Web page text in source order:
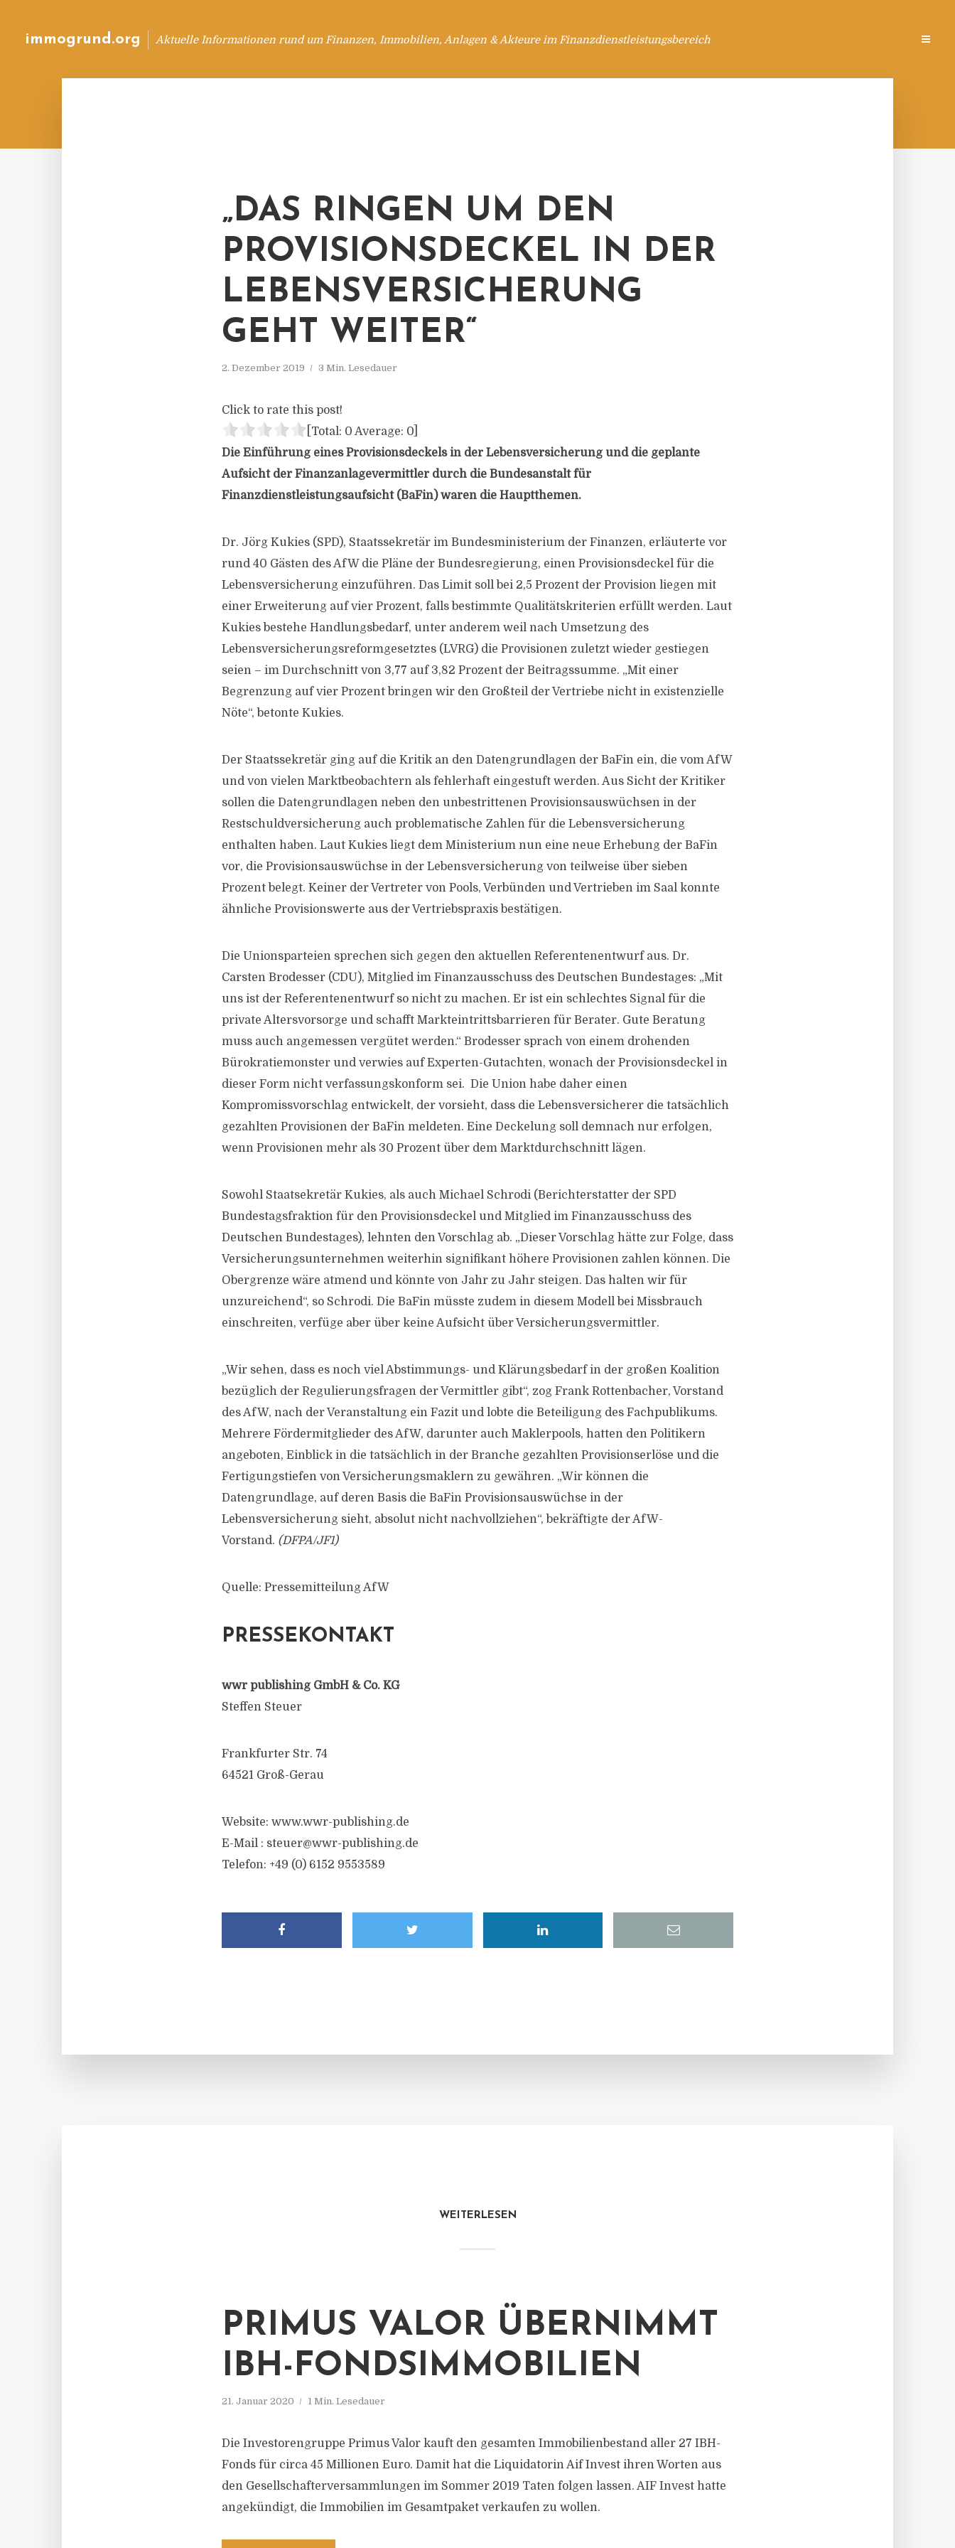
immogrund.org Aktuelle Informationen rund um Finanzen, Immobilien, Anlagen & Akteure im Finanzdienstleistungsbereich
„DAS RINGEN UM DEN
PROVISIONSDECKEL IN DER
LEBENSVERSICHERUNG
GEHT WEITER“
2. Dezember 2019 3 Min. Lesedauer
Click to rate this post!
[Total: 0 Average: 0
Die Einführung eines Provisionsdeckels in der Lebensversicherung und die geplante
Aufsicht der Finanzanlagevermittler durch die Bundesanstalt für
Finanzdienstleistungsaufsicht (BaFin) waren die Hauptthemen.
Dr. Jörg Kukies (SPD), Staatssekretär im Bundesministerium der Finanzen, erläuterte vor
rund 40 Gästen des AfW die Pläne der Bundesregierung, einen Provisionsdeckel für die
Lebensversicherung einzuführen. Das Limit soll bei 2,5 Prozent der Provision liegen mit
einer Erweiterung auf vier Prozent, falls bestimmte Qualitätskriterien erfüllt werden. Laut
Kukies bestehe Handlungsbedarf, unter anderem weil nach Umsetzung des
Lebensversicherungsreformgesetztes (LVRG) die Provisionen zuletzt wieder gestiegen
seien – im Durchschnitt von 3,77 auf 3,82 Prozent der Beitragssumme. „Mit einer
Begrenzung auf vier Prozent bringen wir den Großteil der Vertriebe nicht in existenzielle
Nöte“, betonte Kukies.
Der Staatssekretär ging auf die Kritik an den Datengrundlagen der BaFin ein, die vom AfW
und von vielen Marktbeobachtern als fehlerhaft eingestuft werden. Aus Sicht der Kritiker
sollen die Datengrundlagen neben den unbestrittenen Provisionsauswüchsen in der
Restschuldversicherung auch problematische Zahlen für die Lebensversicherung
enthalten haben. Laut Kukies liegt dem Ministerium nun eine neue Erhebung der BaFin
vor, die Provisionsauswüchse in der Lebensversicherung von teilweise über sieben
Prozent belegt. Keiner der Vertreter von Pools, Verbünden und Vertrieben im Saal konnte
ähnliche Provisionswerte aus der Vertriebspraxis bestätigen.
Die Unionsparteien sprechen sich gegen den aktuellen Referentenentwurf aus. Dr.
Carsten Brodesser (CDU), Mitglied im Finanzausschuss des Deutschen Bundestages: „Mit
uns ist der Referentenentwurf so nicht zu machen. Er ist ein schlechtes Signal für die
private Altersvorsorge und schafft Markteintrittsbarrieren für Berater. Gute Beratung
muss auch angemessen vergütet werden.“ Brodesser sprach von einem drohenden
Bürokratiemonster und verwies auf Experten-Gutachten, wonach der Provisionsdeckel in
dieser Form nicht verfassungskonform sei. Die Union habe daher einen
Kompromissvorschlag entwickelt, der vorsieht, dass die Lebensversicherer die tatsächlich
gezahlten Provisionen der BaFin meldeten. Eine Deckelung soll demnach nur erfolgen,
wenn Provisionen mehr als 30 Prozent über dem Marktdurchschnitt lägen.
Sowohl Staatsekretär Kukies, als auch Michael Schrodi (Berichterstatter der SPD
Bundestagsfraktion für den Provisionsdeckel und Mitglied im Finanzausschuss des
Deutschen Bundestages), lehnten den Vorschlag ab. „Dieser Vorschlag hätte zur Folge, dass
Versicherungsunternehmen weiterhin signifikant höhere Provisionen zahlen können. Die
Obergrenze wäre atmend und könnte von Jahr zu Jahr steigen. Das halten wir für
unzureichend“, so Schrodi. Die BaFin müsste zudem in diesem Modell bei Missbrauch
einschreiten, verfüge aber über keine Aufsicht über Versicherungsvermittler.
„Wir sehen, dass es noch viel Abstimmungs- und Klärungsbedarf in der großen Koalition
bezüglich der Regulierungsfragen der Vermittler gibt“, zog Frank Rottenbacher, Vorstand
des AfW, nach der Veranstaltung ein Fazit und lobte die Beteiligung des Fachpublikums.
Mehrere Fördermitglieder des AfW, darunter auch Maklerpools, hatten den Politikern
angeboten, Einblick in die tatsächlich in der Branche gezahlten Provisionserlöse und die
Fertigungstiefen von Versicherungsmaklern zu gewähren. „Wir können die
Datengrundlage, auf deren Basis die BaFin Provisionsauswüchse in der
Lebensversicherung sieht, absolut nicht nachvollziehen“, bekräftigte der AfW-
Vorstand. (DFPA/JF1)
Quelle: Pressemitteilung AfW
PRESSEKONTAKT
wwr publishing GmbH & Co. KG
Steffen Steuer
Frankfurter Str. 74
64521 Groß-Gerau
Website: www.wwr-publishing.de
E-Mail : steuer@wwr-publishing.de
Telefon: +49 (0) 6152 9553589
WEITERLESEN
PRIMUS VALOR ÜBERNIMMT
IBH-FONDSIMMOBILIEN
21. Januar 2020 1 Min. Lesedauer
Die Investorengruppe Primus Valor kauft den gesamten Immobilienbestand aller 27 IBH-
Fonds für circa 45 Millionen Euro. Damit hat die Liquidatorin Aif Invest ihren Worten aus
den Gesellschafterversammlungen im Sommer 2019 Taten folgen lassen. AIF Invest hatte
angekündigt, die Immobilien im Gesamtpaket verkaufen zu wollen.